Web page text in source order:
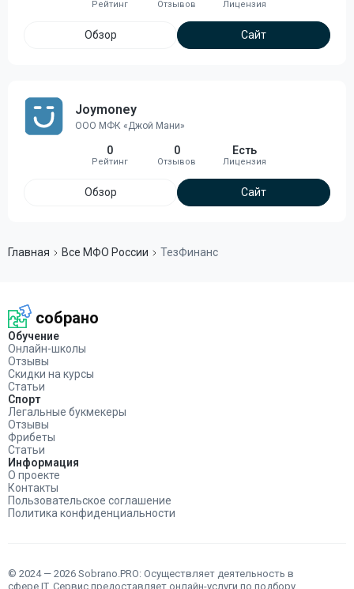
Обзор Сайт
Joymoney
ООО МФК «Джой Мани»
0 0 Есть
Обзор Сайт
Главная Все МФО России ТезФинанс
собрано
Обучение
Онлайн-школы
Отзывы
Скидки на курсы
Статьи
Спорт
Легальные букмекеры
Отзывы
Фрибеты
Статьи
Информация
О проекте
Контакты
Пользовательское соглашение
Политика конфиденциальности
© 2024 — 2026 Sobrano.PRO: Осуществляет деятельность в
сфере IT. Сервис предоставляет онлайн-услуги по подбору